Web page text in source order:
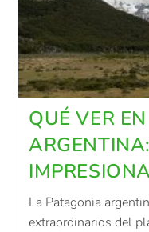
QUÉ VER
La Patagonia
extraordinarios del